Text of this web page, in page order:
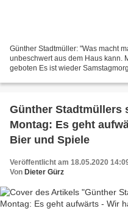
Günther Stadtmüller: "Was macht
unbeschwert aus dem Haus kann.
geboten Es ist wieder
Günther Stadtmüllers
Montag: Es geht
Bier und Spiele
Veröffentlicht am 18.05.2020
Von Dieter Gürz